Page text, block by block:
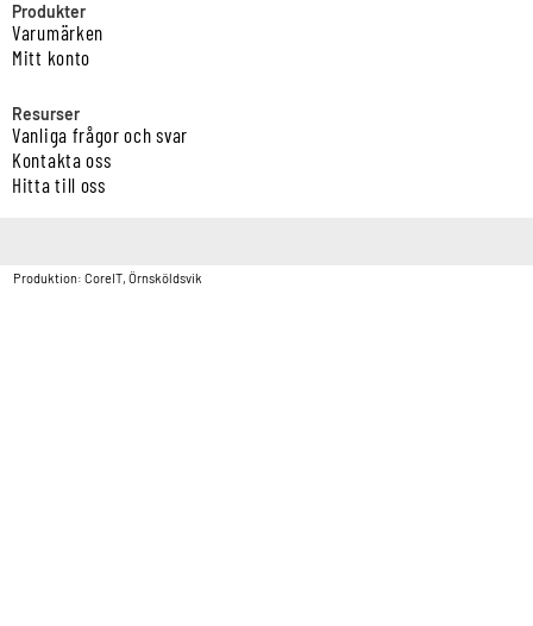
Produkter
Varumärken
Mitt konto
Resurser
Vanliga frågor och svar
Kontakta oss
Hitta till oss
Produktion: CoreIT, Örnsköldsvik